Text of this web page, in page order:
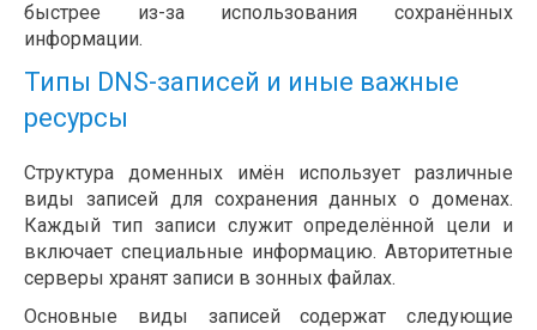
быстрее из-за использования сохранённых
информации.
Типы DNS-записей и иные важные
ресурсы
Структура доменных имён использует различные
виды записей для сохранения данных о доменах.
Каждый тип записи служит определённой цели и
включает специальные информацию. Авторитетные
серверы хранят записи в зонных файлах.
Основные виды записей содержат следующие